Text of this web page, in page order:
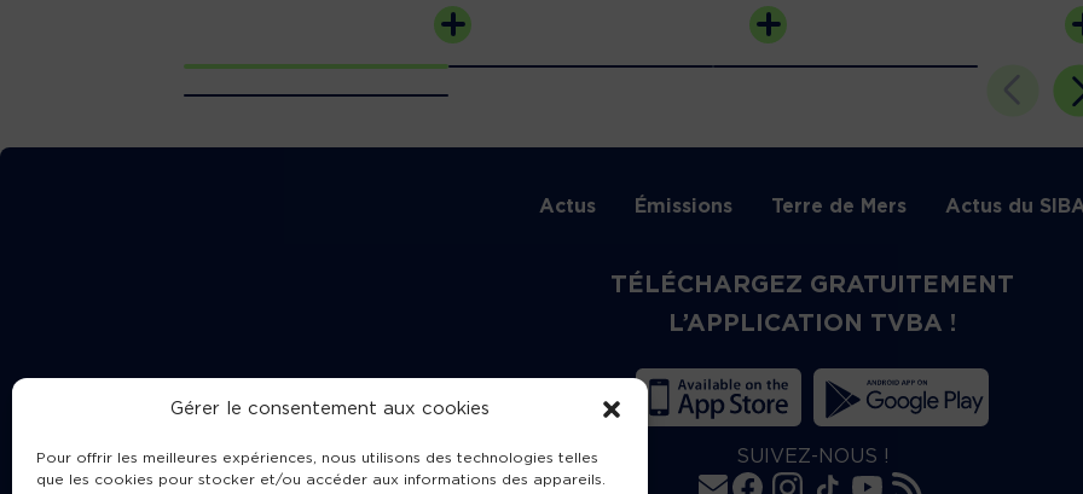
Gérer le consentement aux cookies
Pour offrir les meilleures expériences, nous utilisons des technologies telles
que les cookies pour stocker et/ou accéder aux informations des appareils.
Actus Émissions Terre de Mers Actus du
TÉLÉCHARGEZ GRATUITEMENT
L’APPLICATION TVBA !
SUIVEZ-NOUS !